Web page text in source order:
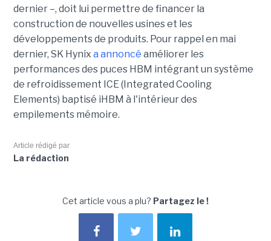
dernier –, doit lui permettre de financer la
construction de nouvelles usines et les
développements de produits. Pour rappel en mai
dernier, SK Hynix a annoncé améliorer les
performances des puces HBM intégrant un système
de refroidissement ICE (Integrated Cooling
Elements) baptisé iHBM à l'intérieur des
empilements mémoire.
Article rédigé par
La rédaction
Cet article vous a plu? Partagez le !